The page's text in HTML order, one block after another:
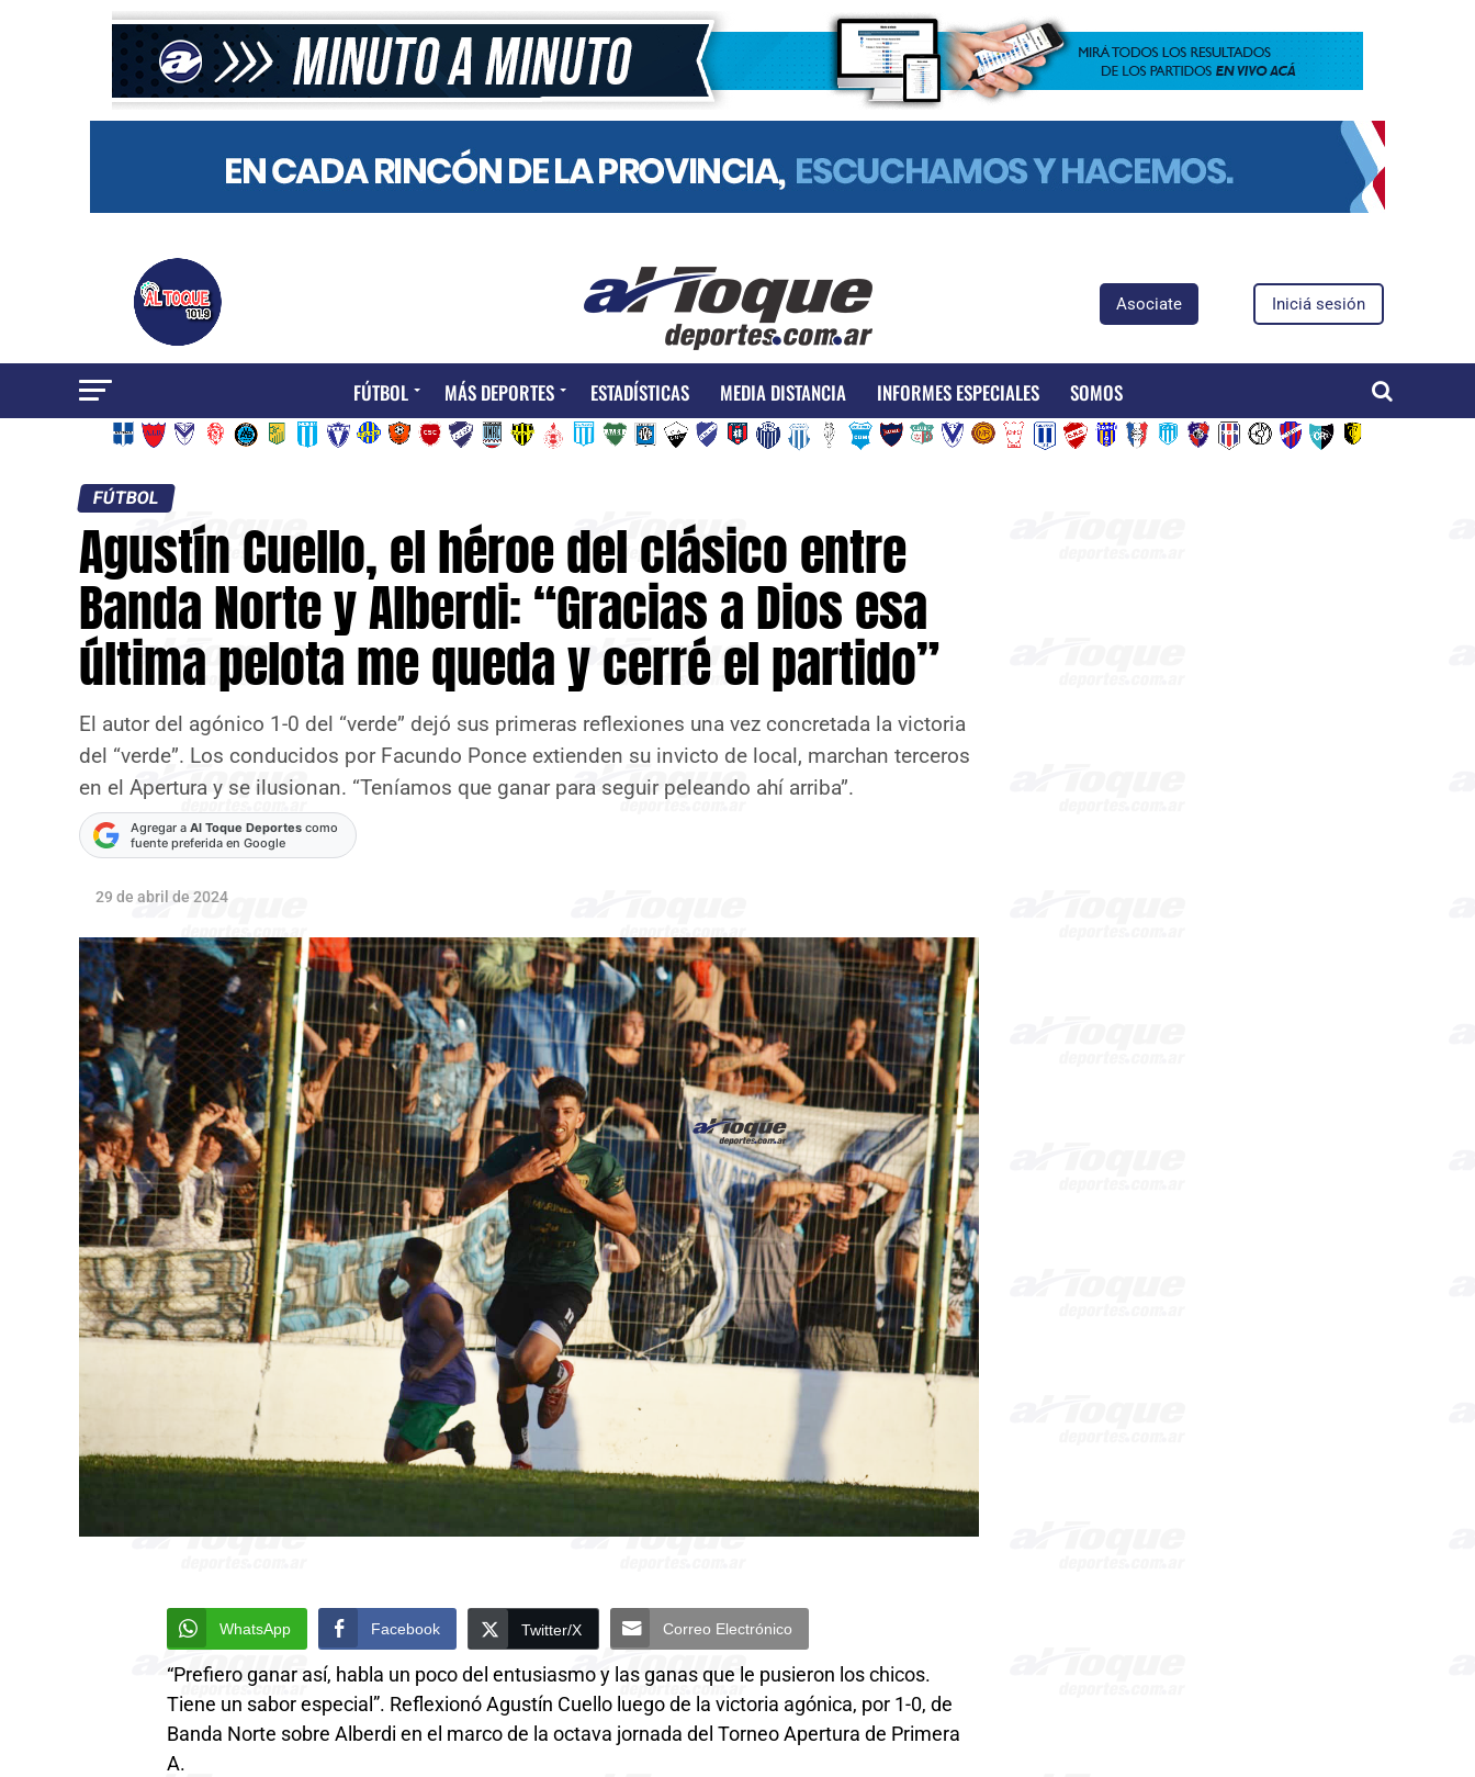
Asociate Iniciá sesión
FÚTBOL MÁS DEPORTES ESTADÍSTICAS MEDIA DISTANCIA INFORMES ESPECIALES SOMOS
FÚTBOL
Agustín Cuello, el héroe del clásico entre
Banda Norte y Alberdi: “Gracias a Dios esa
última pelota me queda y cerré el partido”
El autor del agónico 1-0 del “verde” dejó sus primeras reflexiones una vez concretada la victoria
del “verde”. Los conducidos por Facundo Ponce extienden su invicto de local, marchan terceros
en el Apertura y se ilusionan. “Teníamos que ganar para seguir peleando ahí arriba”.
Agregar a Al Toque Deportes como
fuente preferida en Google
29 de abril de 2024
WhatsApp Facebook Twitter/X Correo Electrónico
“Prefiero ganar así, habla un poco del entusiasmo y las ganas que le pusieron los chicos.
Tiene un sabor especial”. Reflexionó Agustín Cuello luego de la victoria agónica, por 1-0, de
Banda Norte sobre Alberdi en el marco de la octava jornada del Torneo Apertura de Primera
A.